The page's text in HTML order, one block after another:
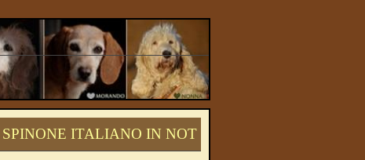
SPINONE ITALIANO IN NOT